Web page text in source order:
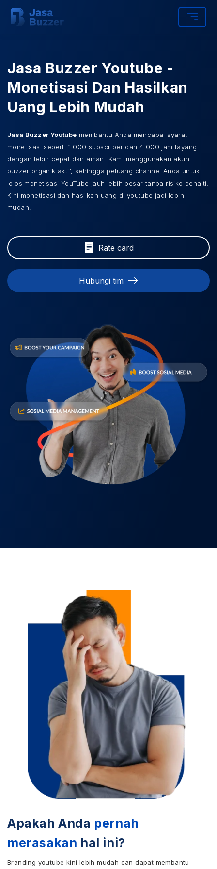
Jasa Buzzer Youtube -
Monetisasi Dan Hasilkan
Uang Lebih Mudah
Jasa Buzzer Youtube membantu Anda mencapai syarat
monetisasi seperti 1.000 subscriber dan 4.000 jam tayang
dengan lebih cepat dan aman. Kami menggunakan akun
buzzer organik aktif, sehingga peluang channel Anda untuk
lolos monetisasi YouTube jauh lebih besar tanpa risiko penalti.
Kini monetisasi dan hasilkan uang di youtube jadi lebih
mudah.
Rate card
Hubungi tim
Apakah Anda pernah
merasakan hal ini?
Branding youtube kini lebih mudah dan dapat membantu